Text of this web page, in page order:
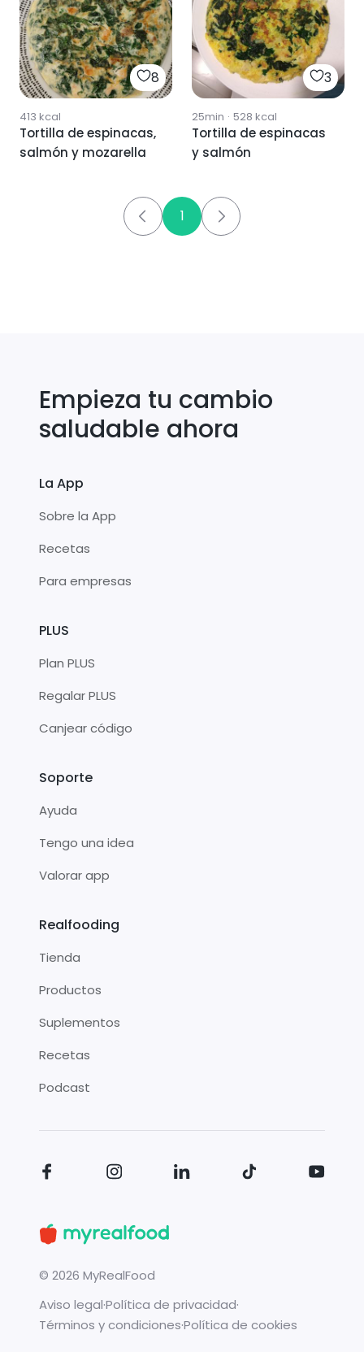
8
413 kcal
Tortilla de espinacas,
salmón y mozarella
3
25min · 528 kcal
Tortilla de espinacas
y salmón
1
Empieza tu cambio
saludable ahora
La App
Sobre la App
Recetas
Para empresas
PLUS
Plan PLUS
Regalar PLUS
Canjear código
Soporte
Ayuda
Tengo una idea
Valorar app
Realfooding
Tienda
Productos
Suplementos
Recetas
Podcast
© 2026 MyRealFood
Aviso legal·Política de privacidad·
Términos y condiciones·Política de cookies